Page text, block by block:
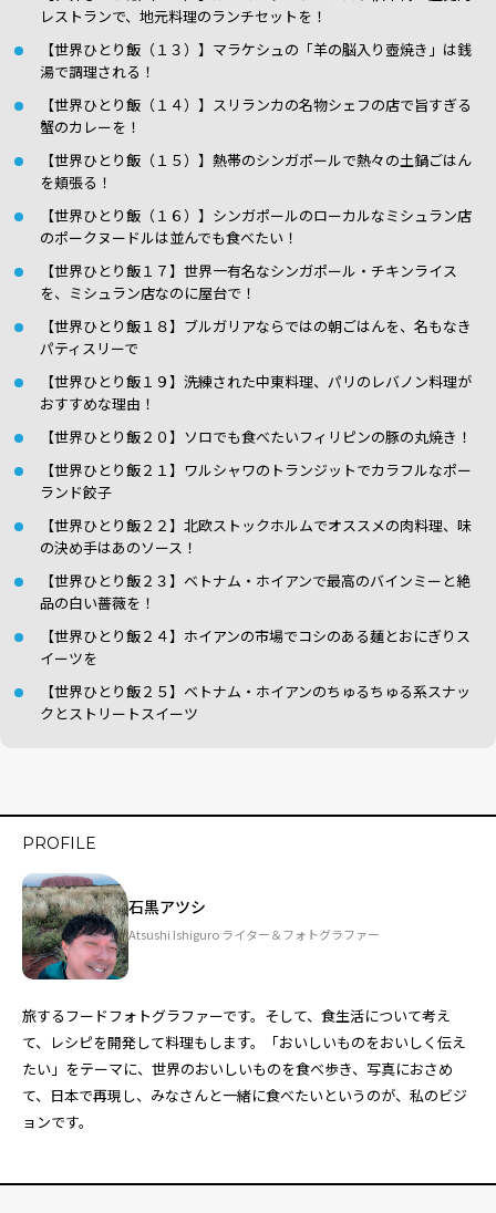
レストランで、地元料理のランチセットを！
【世界ひとり飯（１３）】マラケシュの「羊の脳入り壺焼き」は銭
湯で調理される！
【世界ひとり飯（１４）】スリランカの名物シェフの店で旨すぎる
蟹のカレーを！
【世界ひとり飯（１５）】熱帯のシンガポールで熱々の土鍋ごはん
を頬張る！
【世界ひとり飯（１６）】シンガポールのローカルなミシュラン店
のポークヌードルは並んでも食べたい！
【世界ひとり飯１７】世界一有名なシンガポール・チキンライス
を、ミシュラン店なのに屋台で！
【世界ひとり飯１８】ブルガリアならではの朝ごはんを、名もなき
パティスリーで
【世界ひとり飯１９】洗練された中東料理、パリのレバノン料理が
おすすめな理由！
【世界ひとり飯２０】ソロでも食べたいフィリピンの豚の丸焼き！
【世界ひとり飯２１】ワルシャワのトランジットでカラフルなポー
ランド餃子
【世界ひとり飯２２】北欧ストックホルムでオススメの肉料理、味
の決め手はあのソース！
【世界ひとり飯２３】ベトナム・ホイアンで最高のバインミーと絶
品の白い薔薇を！
【世界ひとり飯２４】ホイアンの市場でコシのある麺とおにぎりス
イーツを
【世界ひとり飯２５】ベトナム・ホイアンのちゅるちゅる系スナッ
クとストリートスイーツ
PROFILE
石黒アツシ
Atsushi Ishiguro ライター＆フォトグラファー
旅するフードフォトグラファーです。そして、食生活について考え
て、レシピを開発して料理もします。「おいしいものをおいしく伝え
たい」をテーマに、世界のおいしいものを食べ歩き、写真におさめ
て、日本で再現し、みなさんと一緒に食べたいというのが、私のビジ
ョンです。